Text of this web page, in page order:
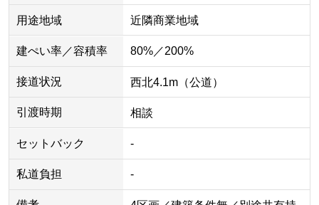
用途地域 近隣商業地域
建ぺい率／容積率 80%／200%
接道状況 西北4.1m（公道）
引渡時期 相談
セットバック -
私道負担 -